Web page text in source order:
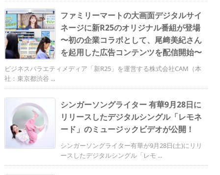
ファミリーマートの大画面デジタルサイ
ネージに新R25のオリジナル番組が登場
〜初の企業コラボとして、尾﨑美紀さん
を起用した広告コンテンツを配信開始〜
ビジネスバラエティメディア「新R25」を運営する株式会社CAM（本
社：東京都渋谷 ...
シンガーソングライター 有華9月28日に
リリースしたデジタルシングル「レモネ
ード」のミュージックビデオが公開！
シンガーソングライター有華が9月28日(土)にリリ
ースしたデジタルシングル「レモ ...